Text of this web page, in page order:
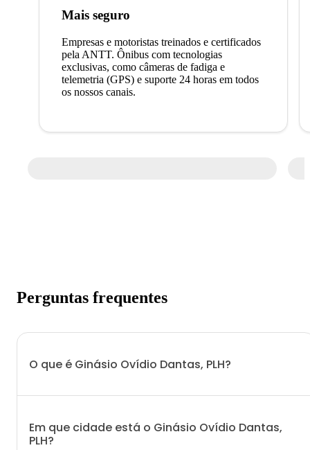
Mais seguro
Empresas e motoristas treinados e certificados
pela ANTT. Ônibus com tecnologias
exclusivas, como câmeras de fadiga e
telemetria (GPS) e suporte 24 horas em todos
os nossos canais.
Perguntas frequentes
O que é Ginásio Ovídio Dantas, PLH?
Em que cidade está o Ginásio Ovídio Dantas,
PLH?